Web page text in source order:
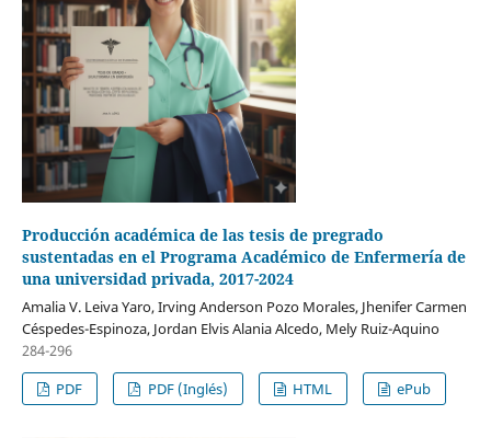
Producción académica de las tesis de pregrado
sustentadas en el Programa Académico de Enfermería de
una universidad privada, 2017-2024
Amalia V. Leiva Yaro, Irving Anderson Pozo Morales, Jhenifer Carmen
Céspedes-Espinoza, Jordan Elvis Alania Alcedo, Mely Ruiz-Aquino
284-296
PDF
PDF (Inglés) HTML ePub